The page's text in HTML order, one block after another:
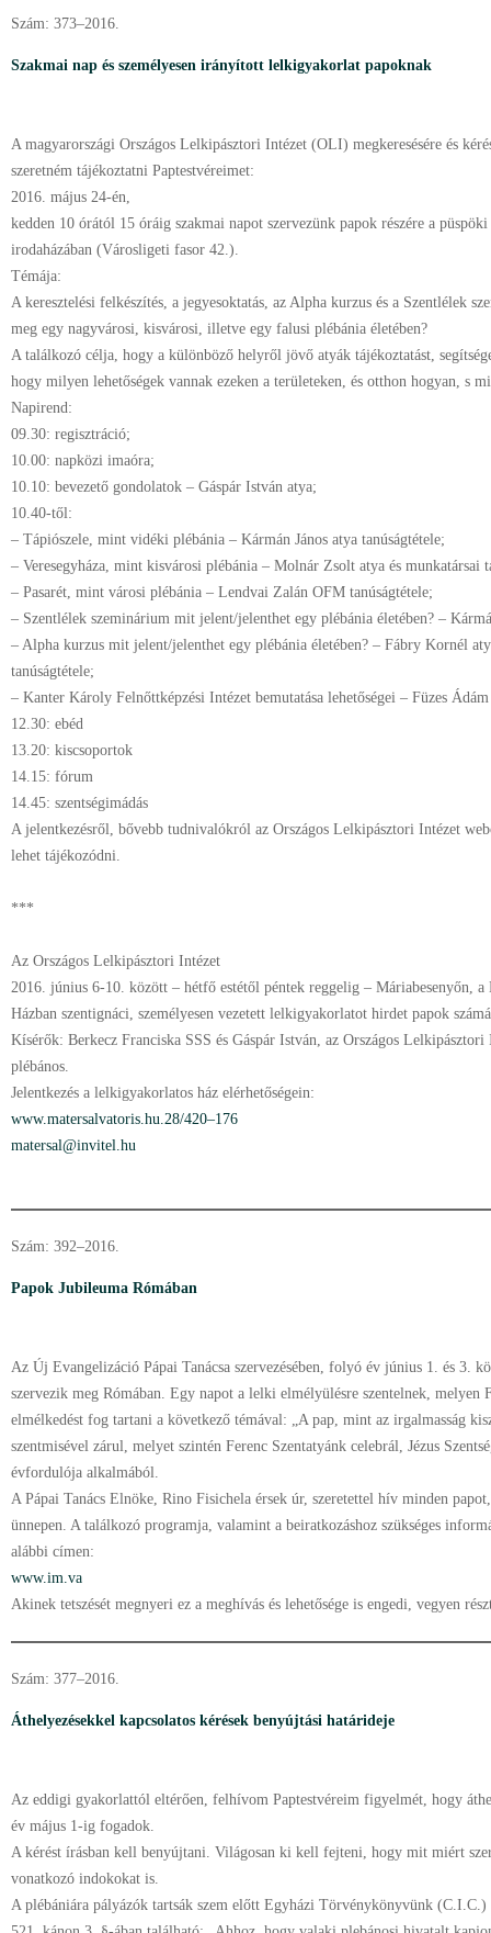
Szám: 373–2016.
Szakmai nap és személyesen irányított lelkigyakorlat papoknak
A magyarországi Országos Lelkipásztori Intézet (OLI) megkeresésére és
szeretném tájékoztatni Paptestvéreimet:
2016. május 24-én,
kedden 10 órától 15 óráig szakmai napot szervezünk papok részére a
irodaházában (Városligeti fasor 42.).
Témája:
A keresztelési felkészítés, a jegyesoktatás, az Alpha kurzus és a Szentlélek
meg egy nagyvárosi, kisvárosi, illetve egy falusi plébánia életében?
A találkozó célja, hogy a különböző helyről jövő atyák tájékoztatást,
hogy milyen lehetőségek vannak ezeken a területeken, és otthon hogyan, s
Napirend:
09.30: regisztráció;
10.00: napközi imaóra;
10.10: bevezető gondolatok – Gáspár István atya;
10.40-től:
– Tápiószele, mint vidéki plébánia – Kármán János atya tanúságtétele;
– Veresegyháza, mint kisvárosi plébánia – Molnár Zsolt atya és munkatársai
– Pasarét, mint városi plébánia – Lendvai Zalán OFM tanúságtétele;
– Szentlélek szeminárium mit jelent/jelenthet egy plébánia életében? –
– Alpha kurzus mit jelent/jelenthet egy plébánia életében? – Fábry Kornél
tanúságtétele;
– Kanter Károly Felnőttképzési Intézet bemutatása lehetőségei – Füzes
12.30: ebéd
13.20: kiscsoportok
14.15: fórum
14.45: szentségimádás
A jelentkezésről, bővebb tudnivalókról az Országos Lelkipásztori Intézet
lehet tájékozódni.
***
Az Országos Lelkipásztori Intézet
2016. június 6-10. között – hétfő estétől péntek reggelig – Máriabesenyőn,
Házban szentignáci, személyesen vezetett lelkigyakorlatot hirdet papok
Kísérők: Berkecz Franciska SSS és Gáspár István, az Országos
plébános.
Jelentkezés a lelkigyakorlatos ház elérhetőségein:
www.matersalvatoris.hu.28/420–176
matersal@invitel.hu
Szám: 392–2016.
Papok Jubileuma Rómában
Az Új Evangelizáció Pápai Tanácsa szervezésében, folyó év június 1. és 3.
szervezik meg Rómában. Egy napot a lelki elmélyülésre szentelnek, melyen
elmélkedést fog tartani a következő témával: „A pap, mint az irgalmasság
szentmisével zárul, melyet szintén Ferenc Szentatyánk celebrál, Jézus
évfordulója alkalmából.
A Pápai Tanács Elnöke, Rino Fisichela érsek úr, szeretettel hív minden
ünnepen. A találkozó programja, valamint a beiratkozáshoz szükséges
alábbi címen:
www.im.va
Akinek tetszését megnyeri ez a meghívás és lehetősége is engedi, vegyen
Szám: 377–2016.
Áthelyezésekkel kapcsolatos kérések benyújtási határideje
Az eddigi gyakorlattól eltérően, felhívom Paptestvéreim figyelmét, hogy
év május 1-ig fogadok.
A kérést írásban kell benyújtani. Világosan ki kell fejteni, hogy mit miért
vonatkozó indokokat is.
A plébániára pályázók tartsák szem előtt Egyházi Törvénykönyvünk